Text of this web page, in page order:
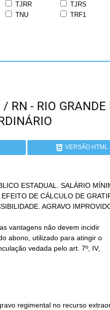
TJRR TJRS
TNU TRF1
RN - RIO GRANDE
VERSÃO HTML
ESTADUAL. SALÁRIO
regimental no recurso